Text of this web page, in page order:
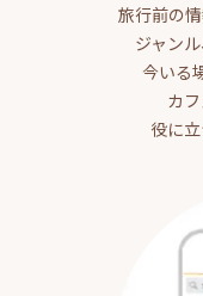
旅行前の
ジャン
今いる
カ
役に